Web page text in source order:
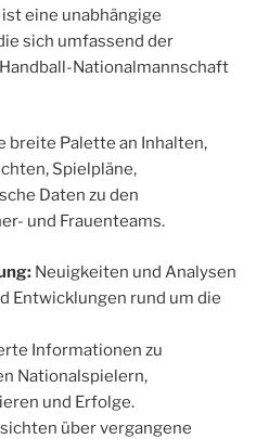
ist eine unabhängige
sich umfassend der
Nationalmannschaft
breite Palette an Inhalten,
Spielpläne,
Daten zu den
und Frauenteams.​
Neuigkeiten und Analysen
Entwicklungen rund um die
Informationen zu
Nationalspielern,
und Erfolge.​
über vergangene